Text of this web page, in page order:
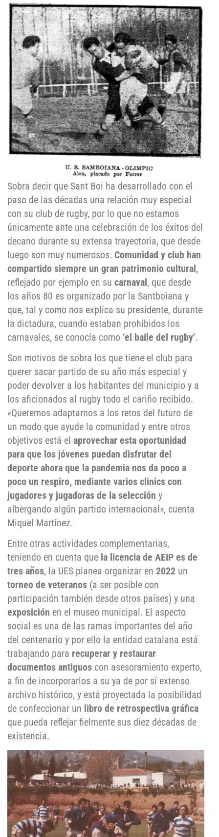
Sobra decir que Sant Boi ha desarrollado con el
paso de las décadas una relación muy especial
con su club de rugby, por lo que no estamos
únicamente ante una celebración de los éxitos del
decano durante su extensa trayectoria, que desde
luego son muy numerosos. Comunidad y club han
compartido siempre un gran patrimonio cultural,
reflejado por ejemplo en su carnaval, que desde
los años 80 es organizado por la Santboiana y
que, tal y como nos explica su presidente, durante
la dictadura, cuando estaban prohibidos los
carnavales, se conocía como ‘el baile del rugby’.
Son motivos de sobra los que tiene el club para
querer sacar partido de su año más especial y
poder devolver a los habitantes del municipio y a
los aficionados al rugby todo el cariño recibido.
«Queremos adaptarnos a los retos del futuro de
un modo que ayude la comunidad y entre otros
objetivos está el aprovechar esta oportunidad
para que los jóvenes puedan disfrutar del
deporte ahora que la pandemia nos da poco a
poco un respiro, mediante varios clinics con
jugadores y jugadoras de la selección y
albergando algún partido internacional», cuenta
Miquel Martínez.
Entre otras actividades complementarias,
teniendo en cuenta que la licencia de AEIP es de
tres años, la UES planea organizar en 2022 un
torneo de veteranos (a ser posible con
participación también desde otros países) y una
exposición en el museo municipal. El aspecto
social es una de las ramas importantes del año
del centenario y por ello la entidad catalana está
trabajando para recuperar y restaurar
documentos antiguos con asesoramiento experto,
a fin de incorporarlos a su ya de por sí extenso
archivo histórico, y está proyectada la posibilidad
de confeccionar un libro de retrospectiva gráfica
que pueda reflejar fielmente sus diez décadas de
existencia.